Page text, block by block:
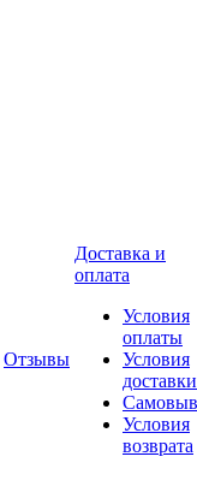
Отзывы
Доставка и
оплата
Условия
оплаты
Условия
доставки
Условия
возврата